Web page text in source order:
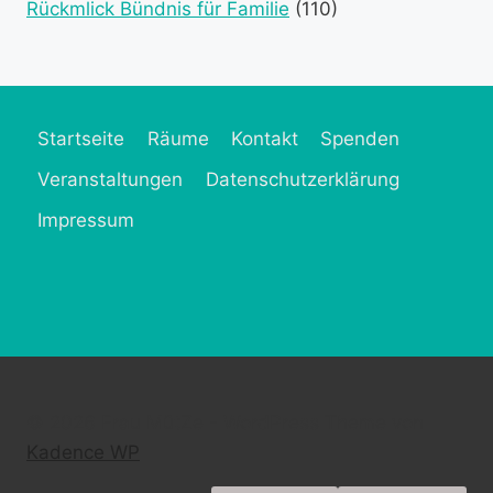
Rückmlick Bündnis für Familie (110)
Startseite Räume Kontakt
Spenden
Veranstaltungen
Datenschutzerklärung
Impressum